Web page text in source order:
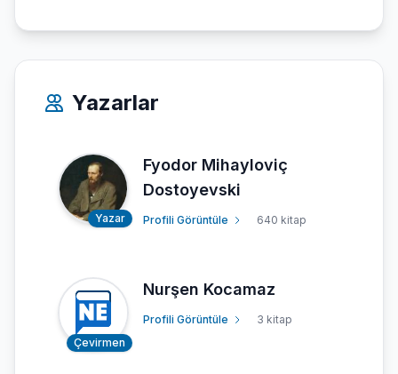
Yazarlar
Yazar
Fyodor Mihayloviç
Dostoyevski
Profili Görüntüle 640 kitap
Çevirmen
Nurşen Kocamaz
Profili Görüntüle 3 kitap